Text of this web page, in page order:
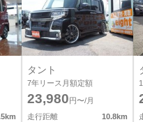
km
タント
7年リース月額定額
23,980 円〜/月
走行距離
10.8km